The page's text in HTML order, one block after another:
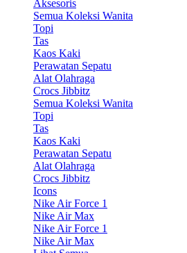
Aksesoris
Semua Koleksi Wanita
Topi
Tas
Kaos Kaki
Perawatan Sepatu
Alat Olahraga
Crocs Jibbitz
Semua Koleksi Wanita
Topi
Tas
Kaos Kaki
Perawatan Sepatu
Alat Olahraga
Crocs Jibbitz
Icons
Nike Air Force 1
Nike Air Max
Nike Air Force 1
Nike Air Max